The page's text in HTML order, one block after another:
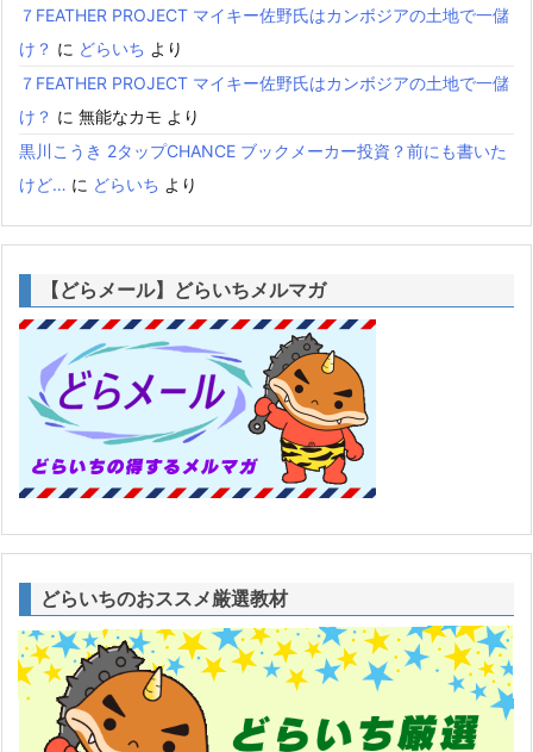
７FEATHER PROJECT マイキー佐野氏はカンボジアの土地で一儲
け？ に どらいち より
７FEATHER PROJECT マイキー佐野氏はカンボジアの土地で一儲
け？ に 無能なカモ より
黒川こうき 2タップCHANCE ブックメーカー投資？前にも書いた
けど… に どらいち より
【どらメール】どらいちメルマガ
どらいちのおススメ厳選教材